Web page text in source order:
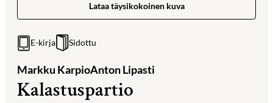
Lataa täysikokoinen kuva
E-kirja Sidottu
Markku KarpioAnton Lipasti
Kalastuspartio